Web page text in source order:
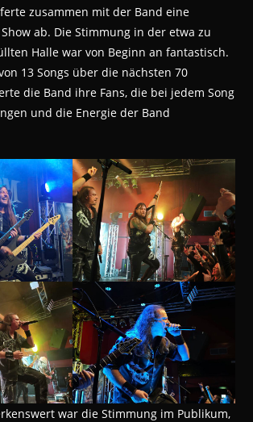
zusammen mit der Band eine
ab. Die Stimmung in der etwa zu
Halle war von Beginn an fantastisch.
13 Songs über die nächsten 70
die Band ihre Fans, die bei jedem Song
und die Energie der Band
war die Stimmung im Publikum,